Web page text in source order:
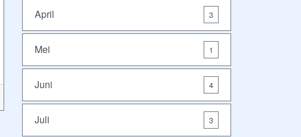
April 3
Mei 1
Juni 4
Juli 3